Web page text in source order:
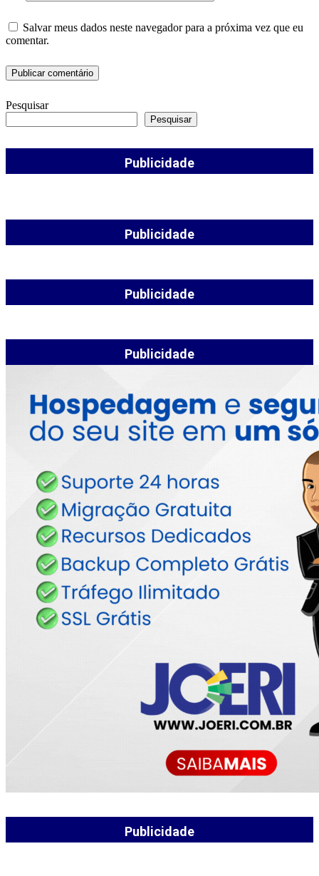
Salvar meus dados neste navegador para a próxima vez que eu
comentar.
Pesquisar
Pesquisar
Publicidade
Publicidade
Publicidade
Publicidade
Publicidade